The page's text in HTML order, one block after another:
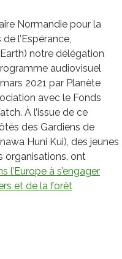
Normandie pour la
l’Espérance,
notre délégation
audiovisuel
2021 par Planète
avec le Fonds
À l’issue de ce
des Gardiens de
Huni Kui), des jeunes
organisations, ont
l’Europe à s’engager
et de la forêt